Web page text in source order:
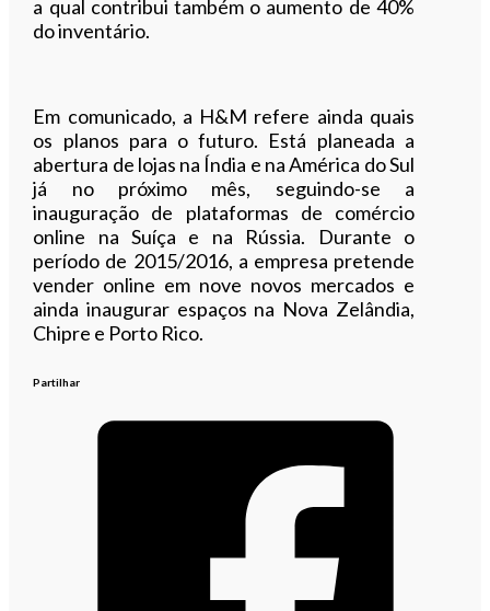
a qual contribui também o aumento de 40%
do inventário.
Em comunicado, a H&M refere ainda quais
os planos para o futuro. Está planeada a
abertura de lojas na Índia e na América do Sul
já no próximo mês, seguindo-se a
inauguração de plataformas de comércio
online na Suíça e na Rússia. Durante o
período de 2015/2016, a empresa pretende
vender online em nove novos mercados e
ainda inaugurar espaços na Nova Zelândia,
Chipre e Porto Rico.
Partilhar